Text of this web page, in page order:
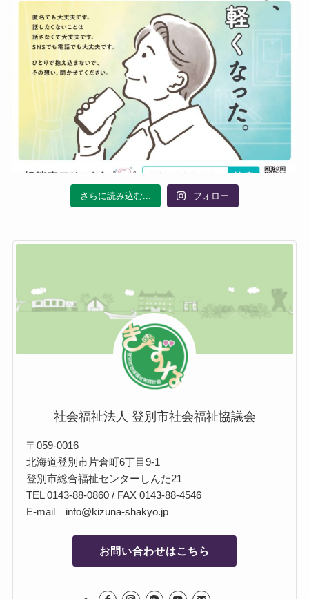
さらに読み込む... フォロー
社会福祉法人 登別市社会福祉協議会
〒059-0016
北海道登別市片倉町6丁目9-1
登別市総合福祉センターしんた21
TEL 0143-88-0860 / FAX 0143-88-4546
E-mail info@kizuna-shakyo.jp
お問い合わせはこちら